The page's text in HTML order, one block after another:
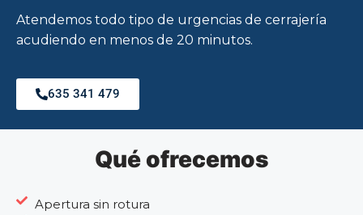
Atendemos todo tipo de urgencias de cerrajería
acudiendo en menos de 20 minutos.
635 341 479
Qué ofrecemos
Apertura sin rotura